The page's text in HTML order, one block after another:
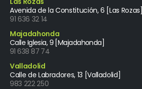
Avenida de la Constitución, 6 [Las Rozas]
91 636 32 14
Majadahonda
Calle Iglesia, 9 [Majadahonda]
91 638 87 74
Valladolid
Calle de Labradores, 13 [Valladolid]
983 222 250